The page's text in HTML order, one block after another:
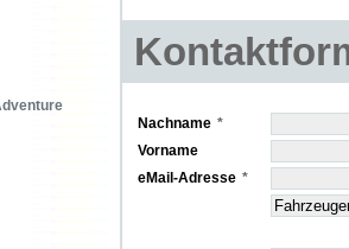
Nachname
Vorname
eMail-Adresse